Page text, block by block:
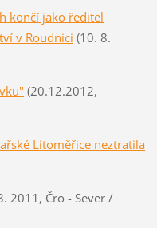
končí jako ředitel
v Roudnici (10. 8.
(20.12.2012,
Litoměřice neztratila
2011, Čro - Sever /